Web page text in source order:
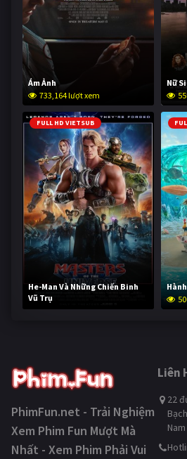
Ám Ảnh
733,164 lượt xem
Nữ
FULL HD VIETSUB
He-Man Và Những Chiến Binh
Vũ Trụ
250,375 lượt xem
PhimFun.net - Trải Nghiệm
Xem Phim Fun Mượt Mà
Nhất - Xem Phim Phải Vui
Liên
22
Nam